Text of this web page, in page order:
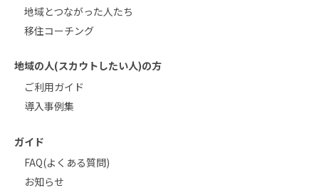
地域とつながった人たち
移住コーチング
地域の人(スカウトしたい人)の方
ご利用ガイド
導入事例集
ガイド
FAQ(よくある質問)
お知らせ